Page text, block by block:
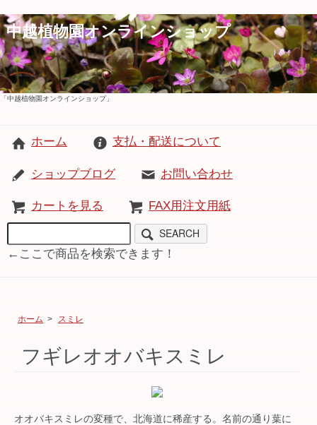
中越植物園オンラインショップ
「中越植物園オンラインショップ」
ホーム 支払・配送について
ショップブログ お問い合わせ
カートを見る FAX用注文用紙
SEARCH
←ここで商品を検索できます！
ホーム > スミレ
フギレオオバキスミレ
オオバキスミレの変種で、北海道に稀産する。名前の通り葉に